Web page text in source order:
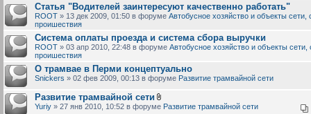
Статья "Водителей заинтересуют качественно работать"
ROOT » 13 дек 2009, 01:50 в форуме Автобусное хозяйство и объекты сети,
проишествия
Система оплаты проезда и система сбора выручки
ROOT » 03 апр 2010, 22:48 в форуме Автобусное хозяйство и объекты сети,
проишествия
О трамвае в Перми концептуально
Snickers » 02 фев 2009, 00:13 в форуме Развитие трамвайной сети
Развитие трамвайной сети
Yuriy » 27 янв 2010, 10:52 в форуме Развитие трамвайной сети